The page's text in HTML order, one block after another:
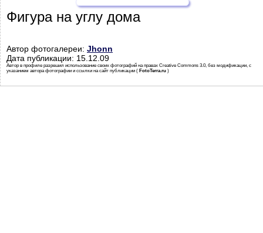
Фигура на углу дома
Автор фотогалереи: Jhonn
Дата публикации: 15.12.09
Автор в профиле разрешил использование своих фотографий на правах Creative Commons 3.0, без модификации, с
указанием автора фотографии и ссылки на сайт публикации ( FotoTerra.ru )